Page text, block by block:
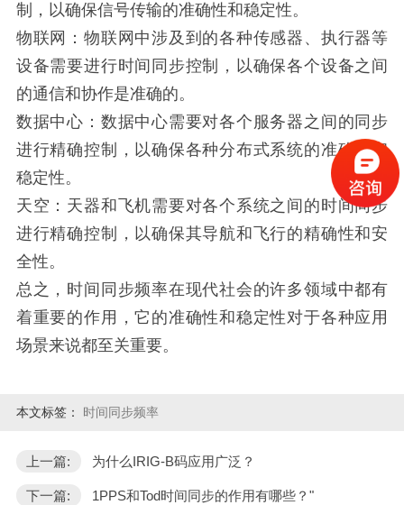
制，以确保信号传输的准确性和稳定性。
物联网：物联网中涉及到的各种传感器、执行器等
设备需要进行时间同步控制，以确保各个设备之间
的通信和协作是准确的。
数据中心：数据中心需要对各个服务器之间的同步
进行精确控制，以确保各种分布式系统的准确性和
稳定性。
天空：天器和飞机需要对各个系统之间的时间同步
进行精确控制，以确保其导航和飞行的精确性和安
全性。
总之，时间同步频率在现代社会的许多领域中都有
着重要的作用，它的准确性和稳定性对于各种应用
场景来说都至关重要。
本文标签： 时间同步频率
上一篇: 为什么IRIG-B码应用广泛？
下一篇: 1PPS和Tod时间同步的作用有哪些？"